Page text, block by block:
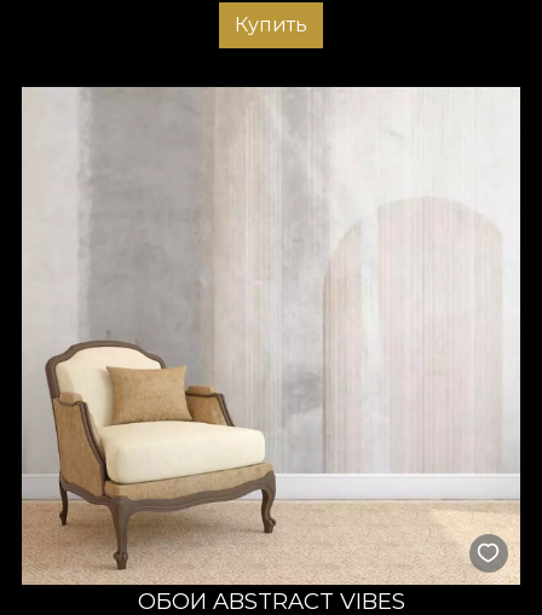
Купить
ОБОИ ABSTRACT VIBES